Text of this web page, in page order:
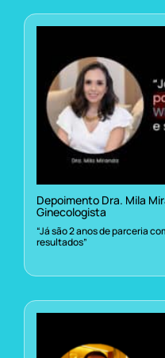
Depoimento Dra. Mila
Ginecologista
“Já são 2 anos de parceria
resultados”